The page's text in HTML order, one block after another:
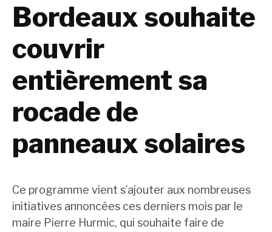
Bordeaux souhaite
couvrir
entièrement sa
rocade de
panneaux solaires
Ce programme vient s’ajouter aux nombreuses
initiatives annoncées ces derniers mois par le
maire Pierre Hurmic, qui souhaite faire de